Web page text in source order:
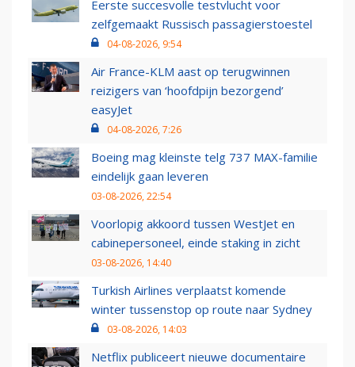
Eerste succesvolle testvlucht voor
zelfgemaakt Russisch passagierstoestel
04-08-2026, 9:54
Air France-KLM aast op terugwinnen
reizigers van ‘hoofdpijn bezorgend’
easyJet
04-08-2026, 7:26
Boeing mag kleinste telg 737 MAX-familie
eindelijk gaan leveren
03-08-2026, 22:54
Voorlopig akkoord tussen WestJet en
cabinepersoneel, einde staking in zicht
03-08-2026, 14:40
Turkish Airlines verplaatst komende
winter tussenstop op route naar Sydney
03-08-2026, 14:03
Netflix publiceert nieuwe documentaire